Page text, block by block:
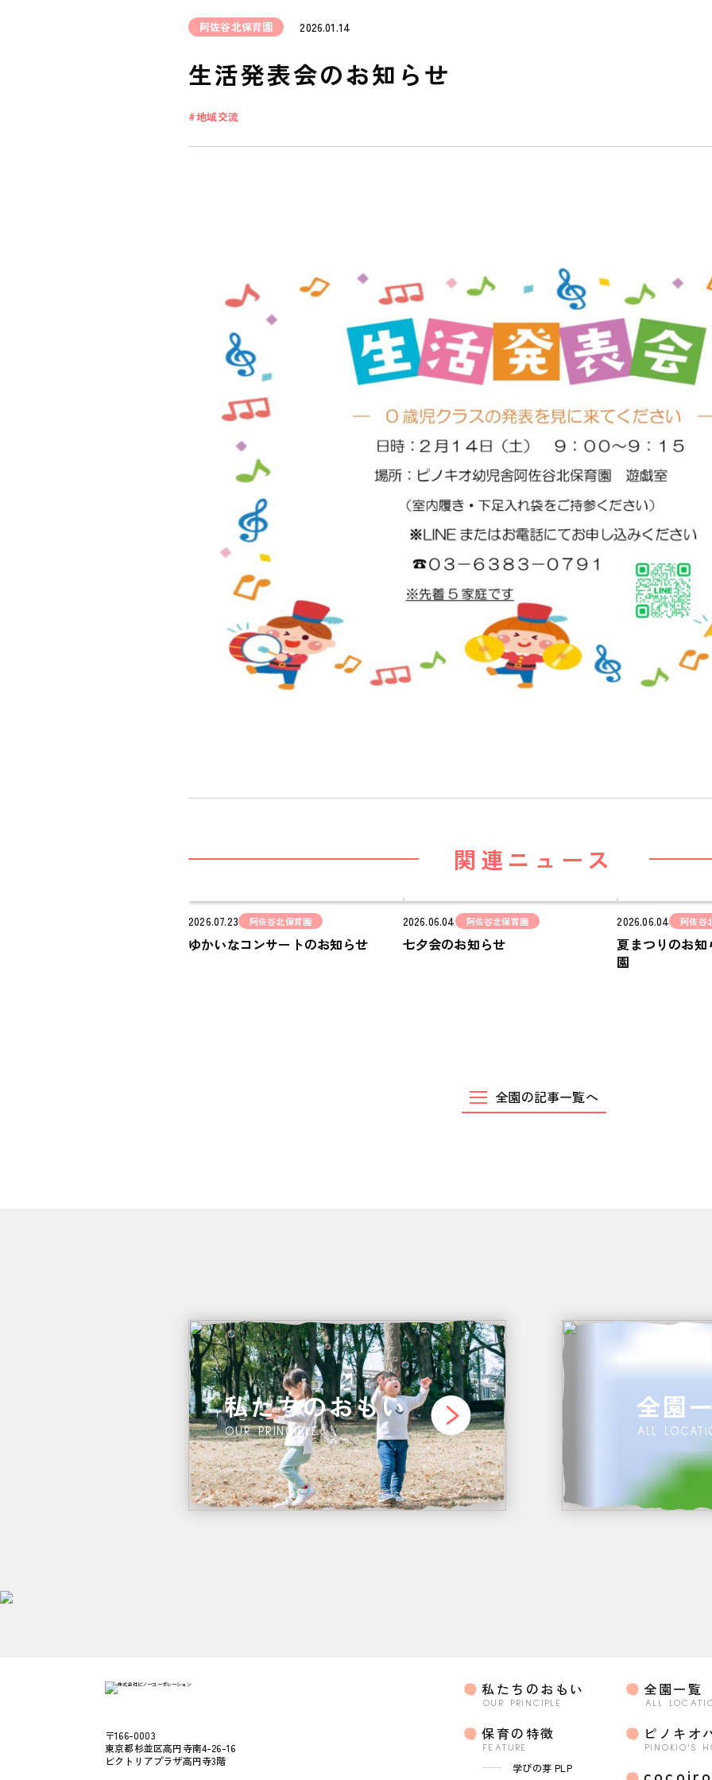
私たちのおもい
OUR PRINCIPLE
FEATURE
安全と安心
ご家庭とのこと
全園一覧
ALL LOCATIONS
ピノキオハウス
PINOKIO'S HOUSE
cocoiro
児童発達支援・
放課後等デイサービス
阿佐谷北保育園 2026.01.14
生活発表会のお知らせ
地域交流
関連ニュース
2026.07.23 阿佐谷北保育園
ゆかいなコンサートのお知らせ
2026.06.04 阿佐谷北保育園
七夕会のお知らせ
2026.06.04 阿佐谷
夏まつりのお
園
全園の記事一覧へ
私たちのおもい
OUR PRINCIPLE
全園
ALL
〒166-0003
東京都杉並区高円寺南4-26-16
ビクトリアプラザ高円寺3階
私たちのおもい
OUR PRINCIPLE
保育の特徴
FEATURE
学びの芽 PLP
全園一覧
ALL
ピノキオ
PINOKIO'S